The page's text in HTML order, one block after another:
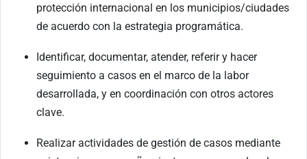
protección internacional en los municipios/ciudades
de acuerdo con la estrategia programática.
Identificar, documentar, atender, referir y hacer
seguimiento a casos en el marco de la labor
desarrollada, y en coordinación con otros actores
clave.
Realizar actividades de gestión de casos mediante